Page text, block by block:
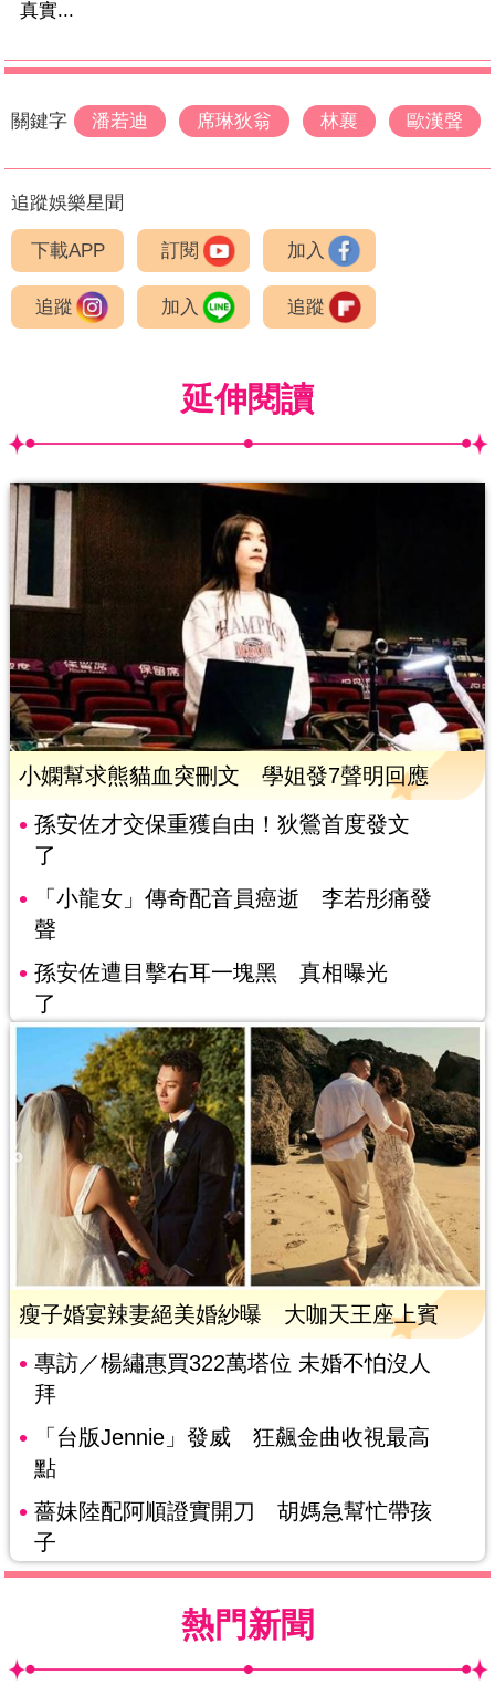
真實...
關鍵字 潘若迪 席琳狄翁 林襄 歐漢聲
追蹤娛樂星聞
下載APP 訂閱 加入
追蹤 加入 追蹤
延伸閱讀
小嫻幫求熊貓血突刪文 學姐發7聲明回應
孫安佐才交保重獲自由！狄鶯首度發文
了
「小龍女」傳奇配音員癌逝 李若彤痛發
聲
孫安佐遭目擊右耳一塊黑 真相曝光
了
瘦子婚宴辣妻絕美婚紗曝 大咖天王座上賓
專訪／楊繡惠買322萬塔位 未婚不怕沒人
拜
「台版Jennie」發威 狂飆金曲收視最高
點
薔妹陸配阿順證實開刀 胡媽急幫忙帶孩
子
熱門新聞